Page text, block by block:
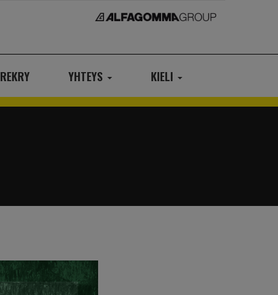
REKRY YHTEYS KIELI